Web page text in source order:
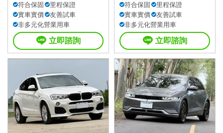
符合保固
里程保證
實車實價
友善試車
非多元化營業用車
立即諮詢
符合保固
里程保證
實車實價
友善試車
非多元化營業用車
立即諮詢